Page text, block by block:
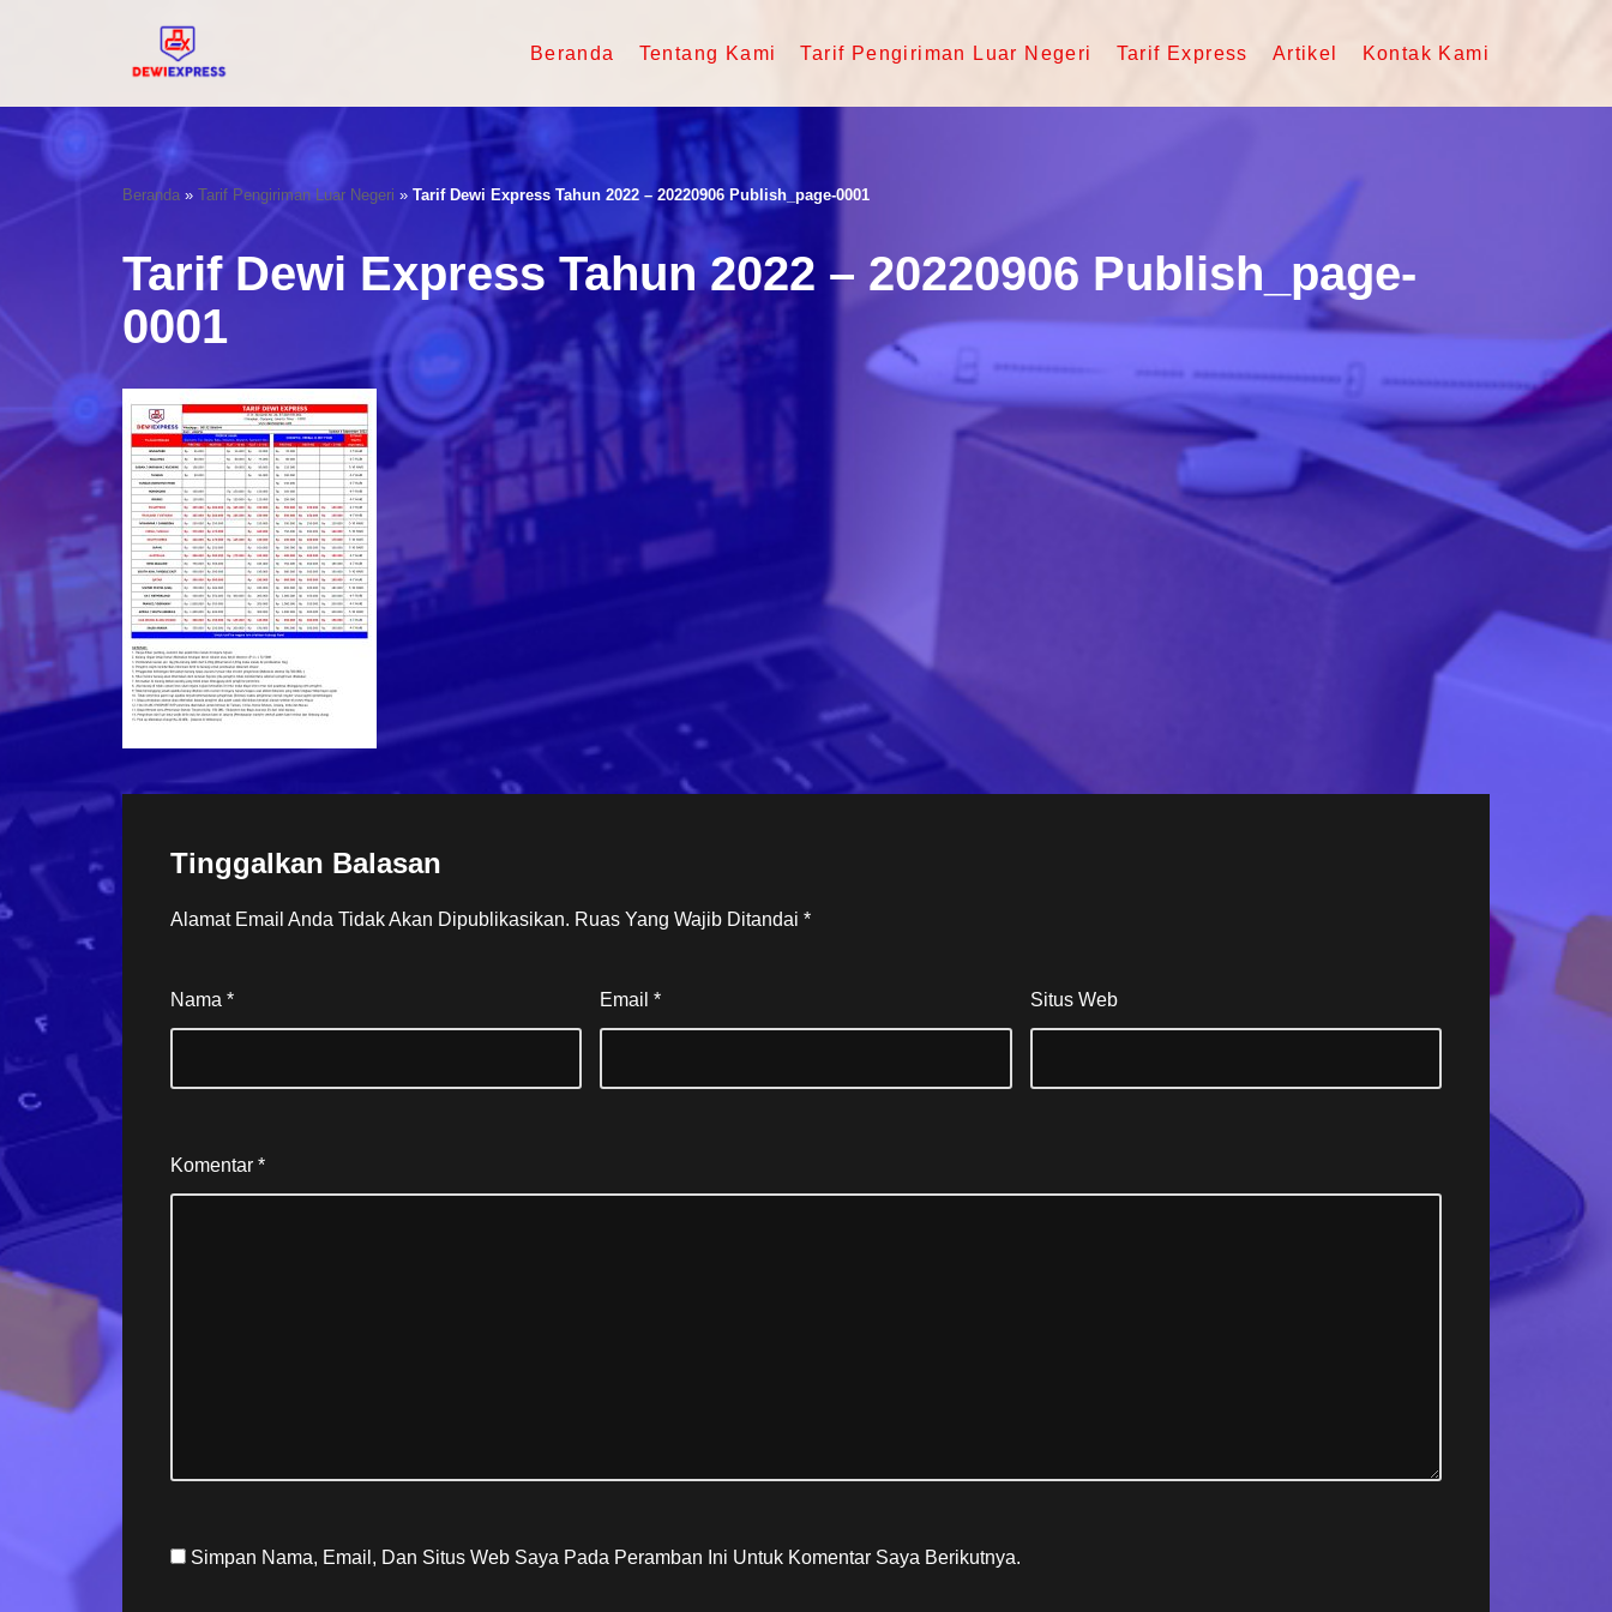
Konten
Beranda Tentang Kami Tarif Pengiriman Luar Negeri Tarif Express Artikel Kontak Kami
Beranda » Tarif Pengiriman Luar Negeri » Tarif Dewi Express Tahun 2022 – 20220906 Publish_page-0001
Tarif Dewi Express Tahun 2022 – 20220906 Publish_page-
0001
Tinggalkan Balasan
Alamat Email Anda Tidak Akan Dipublikasikan. Ruas Yang Wajib Ditandai *
Nama * Email* Situs Web
Komentar *
Simpan Nama, Email, Dan Situs Web Saya Pada Peramban Ini Untuk Komentar Saya Berikutnya.